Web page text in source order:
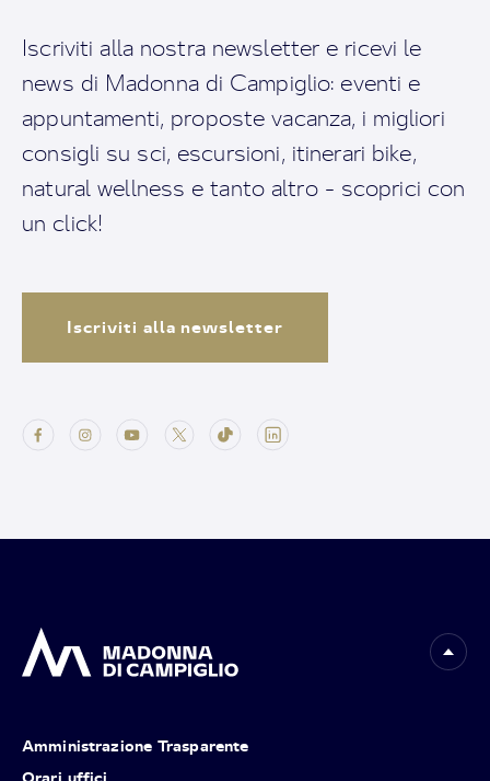
Iscriviti alla nostra newsletter e ricevi le
news di Madonna di Campiglio: eventi e
appuntamenti, proposte vacanza, i migliori
consigli su sci, escursioni, itinerari bike,
natural wellness e tanto altro - scoprici con
un click!
Iscriviti alla newsletter
Amministrazione Trasparente
Orari uffici